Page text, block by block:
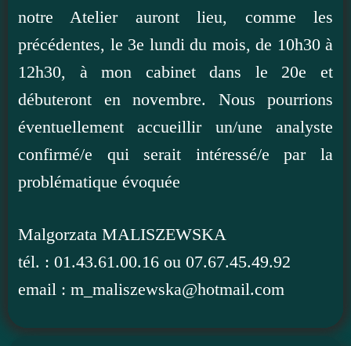
notre Atelier auront lieu, comme les
précédentes, le 3e lundi du mois, de 10h30 à
12h30, à mon cabinet dans le 20e et
débuteront en novembre. Nous pourrions
éventuellement accueillir un/une analyste
confirmé/e qui serait intéressé/e par la
problématique évoquée
Malgorzata MALISZEWSKA
tél. : 01.43.61.00.16 ou 07.67.45.49.92
email : m_maliszewska@hotmail.com